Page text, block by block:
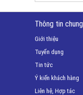
Thông tin chung
Giới thiệu
Tuyển dụng
Tin tức
Ý kiến khách hàng
Liên hệ, Hợp tác